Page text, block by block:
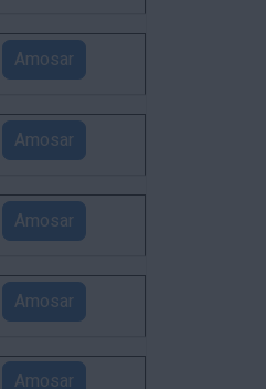
Amosar
Amosar
Amosar
Amosar
Amosar